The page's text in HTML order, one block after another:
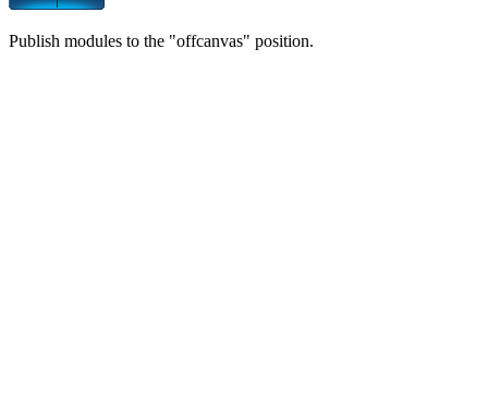
Publish modules to the "offcanvas" position.